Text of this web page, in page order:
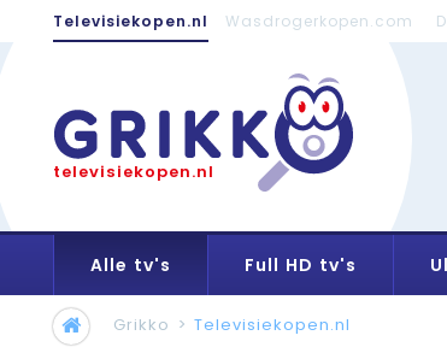
Televisiekopen.nl Wasdrogerkopen.com
televisiekopen.nl
Alle tv's Full HD tv's
Grikko > Televisiekopen.nl